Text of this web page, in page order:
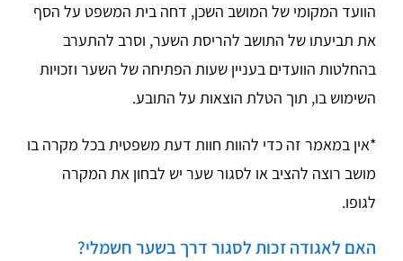
הוועד המקומי של המושב השכן, דחה בית המשפט על הסף
את תביעתו של התושב להריסת השער, וסרב להתערב
בהחלטות הוועדים בעניין שעות הפתיחה של השער וזכויות
השימוש בו, תוך הטלת הוצאות על התובע.
*אין במאמר זה כדי להוות חוות דעת משפטית בכל מקרה בו
מושב רוצה להציב או לסגור שער יש לבחון את המקרה
לגופו.
האם לאגודה זכות לסגור דרך בשער חשמלי?